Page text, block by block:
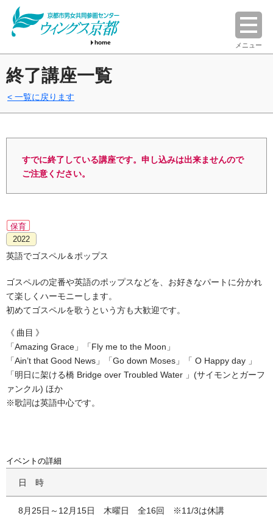
home メニュー
終了講座一覧
一覧に戻ります
すでに終了している講座です。申し込みは出来ませんので
ご注意ください。
保育
2022
英語でゴスペル＆ポップス
ゴスペルの定番や英語のポップスなどを、お好きなパートに分かれ
て楽しくハーモニーします。
初めてゴスペルを歌うという方も大歓迎です。
曲目
「Amazing Grace」「Fly me to the Moon」
「Ain’t that Good News」「Go down Moses」「 O Happy day 」
「明日に架ける橋 Bridge over Troubled Water 」(サイモンとガーフ
ァンクル) ほか
※歌詞は英語中心です。
イベントの詳細
日時
8月25日～12月15日 木曜日 全16回 ※11/3は休講